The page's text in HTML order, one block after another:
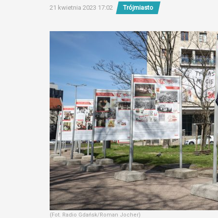
21 kwietnia 2023 17:02 Trójmiasto
(Fot. Radio Gdańsk/Roman Jocher)